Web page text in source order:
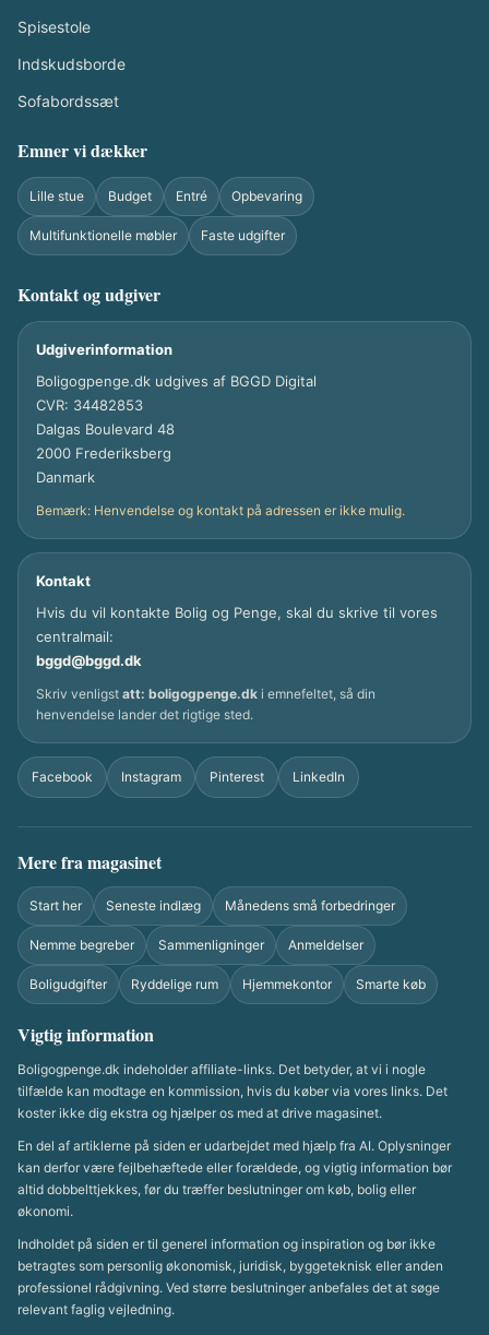
Spisestole
Indskudsborde
Sofabordssæt
Emner vi dækker
Lille stue Budget Entré Opbevaring
Multifunktionelle møbler Faste udgifter
Kontakt og udgiver
Udgiverinformation
Boligogpenge.dk udgives af BGGD Digital
CVR: 34482853
Dalgas Boulevard 48
2000 Frederiksberg
Danmark
Bemærk: Henvendelse og kontakt på adressen er ikke mulig.
Kontakt
Hvis du vil kontakte Bolig og Penge, skal du skrive til vores
centralmail:
bggd@bggd.dk
Skriv venligst att: boligogpenge.dk i emnefeltet, så din
henvendelse lander det rigtige sted.
Facebook Instagram Pinterest LinkedIn
Mere fra magasinet
Start her Seneste indlæg Månedens små forbedringer
Nemme begreber Sammenligninger Anmeldelser
Boligudgifter Ryddelige rum Hjemmekontor Smarte køb
Vigtig information
Boligogpenge.dk indeholder affiliate-links. Det betyder, at vi i nogle
tilfælde kan modtage en kommission, hvis du køber via vores links. Det
koster ikke dig ekstra og hjælper os med at drive magasinet.
En del af artiklerne på siden er udarbejdet med hjælp fra AI. Oplysninger
kan derfor være fejlbehæftede eller forældede, og vigtig information bør
altid dobbelttjekkes, før du træffer beslutninger om køb, bolig eller
økonomi.
Indholdet på siden er til generel information og inspiration og bør ikke
betragtes som personlig økonomisk, juridisk, byggeteknisk eller anden
professionel rådgivning. Ved større beslutninger anbefales det at søge
relevant faglig vejledning.